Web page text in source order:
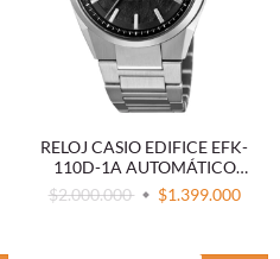
RELOJ CASIO EDIFICE EFK-
110D-1A AUTOMÁTICO
ACERO
$2.000.000 $1.399.000